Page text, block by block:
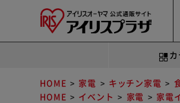
HOME 家電 キッチン家電
HOME
イベント 家電 家電